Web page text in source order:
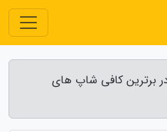
برترین کافی شاپ های